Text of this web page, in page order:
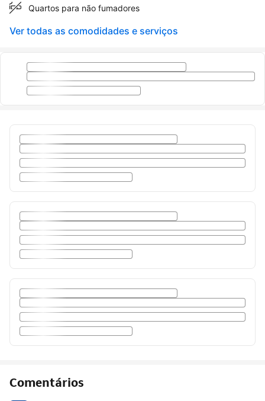
Quartos para não fumadores
Ver todas as comodidades e serviços
Comentários